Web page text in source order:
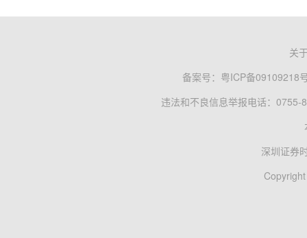
关
备案号： 粤ICP备09109218
违法和不良信息举报电话：0755-
深圳证券